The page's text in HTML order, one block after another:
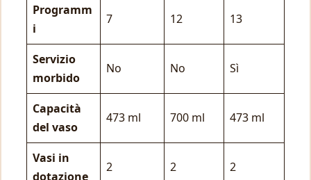
Programm
i
7 12 13
Servizio
morbido
No No Sì
Capacità
del vaso
473 ml 700 ml 473 ml
Vasi in
dotazione
2 2 2